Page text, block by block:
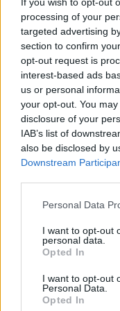
processing of your
targeted advertising
section to confirm
opt-out request is
interest-based ads
us or personal
your opt-out. You
disclosure of your
IAB’s list of
also be disclosed by
Downstream
Please note that this
not limited to your
grant or deny
use your data for
consent section.
Personal Data
I want to opt-out
personal data.
Opted In
I want to opt-out
Personal Data.
Opted In
Lmagazin•2019.
Alighanem új
vezetése. Három
kerület egyik
Pestszentlőrinc ...